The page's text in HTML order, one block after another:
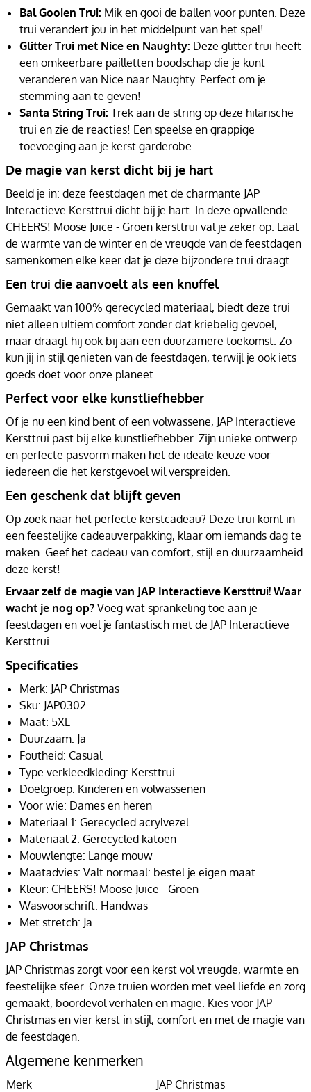
Bal Gooien Trui: Mik en gooi de ballen voor punten. Deze
trui verandert jou in het middelpunt van het spel!
Glitter Trui met Nice en Naughty: Deze glitter trui heeft
een omkeerbare pailletten boodschap die je kunt
veranderen van Nice naar Naughty. Perfect om je
stemming aan te geven!
Santa String Trui: Trek aan de string op deze hilarische
trui en zie de reacties! Een speelse en grappige
toevoeging aan je kerst garderobe.
De magie van kerst dicht bij je hart
Beeld je in: deze feestdagen met de charmante JAP
Interactieve Kersttrui dicht bij je hart. In deze opvallende
CHEERS! Moose Juice - Groen kersttrui val je zeker op. Laat
de warmte van de winter en de vreugde van de feestdagen
samenkomen elke keer dat je deze bijzondere trui draagt.
Een trui die aanvoelt als een knuffel
Gemaakt van 100% gerecycled materiaal, biedt deze trui
niet alleen ultiem comfort zonder dat kriebelig gevoel,
maar draagt hij ook bij aan een duurzamere toekomst. Zo
kun jij in stijl genieten van de feestdagen, terwijl je ook iets
goeds doet voor onze planeet.
Perfect voor elke kunstliefhebber
Of je nu een kind bent of een volwassene, JAP Interactieve
Kersttrui past bij elke kunstliefhebber. Zijn unieke ontwerp
en perfecte pasvorm maken het de ideale keuze voor
iedereen die het kerstgevoel wil verspreiden.
Een geschenk dat blijft geven
Op zoek naar het perfecte kerstcadeau? Deze trui komt in
een feestelijke cadeauverpakking, klaar om iemands dag te
maken. Geef het cadeau van comfort, stijl en duurzaamheid
deze kerst!
Ervaar zelf de magie van JAP Interactieve Kersttrui! Waar
wacht je nog op? Voeg wat sprankeling toe aan je
feestdagen en voel je fantastisch met de JAP Interactieve
Kersttrui.
Specificaties
Merk: JAP Christmas
Sku: JAP0302
Maat: 5XL
Duurzaam: Ja
Foutheid: Casual
Type verkleedkleding: Kersttrui
Doelgroep: Kinderen en volwassenen
Voor wie: Dames en heren
Materiaal 1: Gerecycled acrylvezel
Materiaal 2: Gerecycled katoen
Mouwlengte: Lange mouw
Maatadvies: Valt normaal: bestel je eigen maat
Kleur: CHEERS! Moose Juice - Groen
Wasvoorschrift: Handwas
Met stretch: Ja
JAP Christmas
JAP Christmas zorgt voor een kerst vol vreugde, warmte en
feestelijke sfeer. Onze truien worden met veel liefde en zorg
gemaakt, boordevol verhalen en magie. Kies voor JAP
Christmas en vier kerst in stijl, comfort en met de magie van
de feestdagen.
Algemene kenmerken
Merk
JAP Christmas